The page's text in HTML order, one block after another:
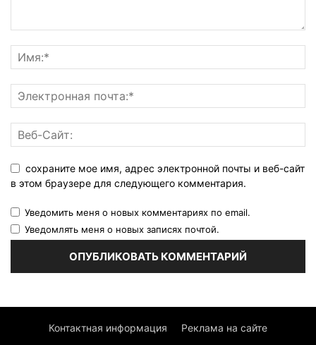
сохраните мое имя, адрес электронной почты и веб-сайт
в этом браузере для следующего комментария.
Уведомить меня о новых комментариях по email.
Уведомлять меня о новых записях почтой.
Контактная информация Реклама на сайте